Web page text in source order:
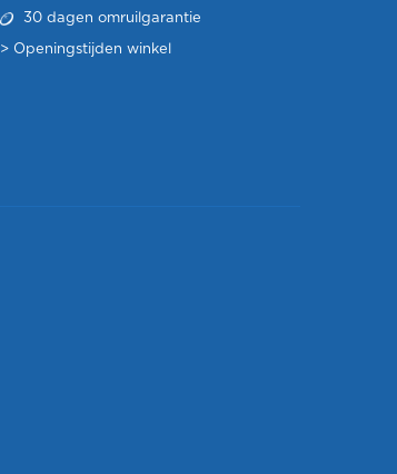
30 dagen omruilgarantie
> Openingstijden winkel